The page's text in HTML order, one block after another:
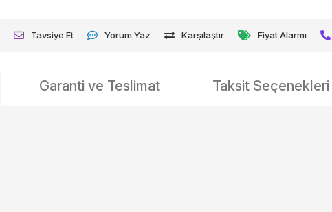
Tavsiye Et Yorum Yaz Karşılaştır Fiyat Alarmı
Garanti ve Teslimat Taksit Seçenekleri